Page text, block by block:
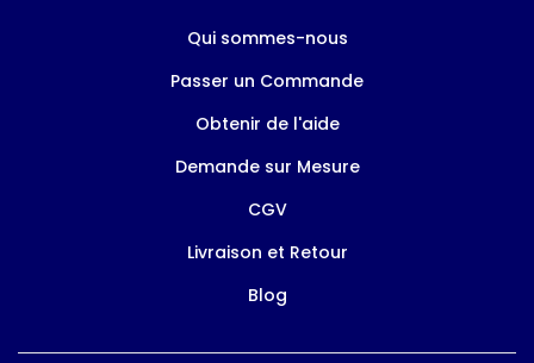
Qui sommes-nous
Passer un Commande
Obtenir de l'aide
Demande sur Mesure
CGV
Livraison et Retour
Blog